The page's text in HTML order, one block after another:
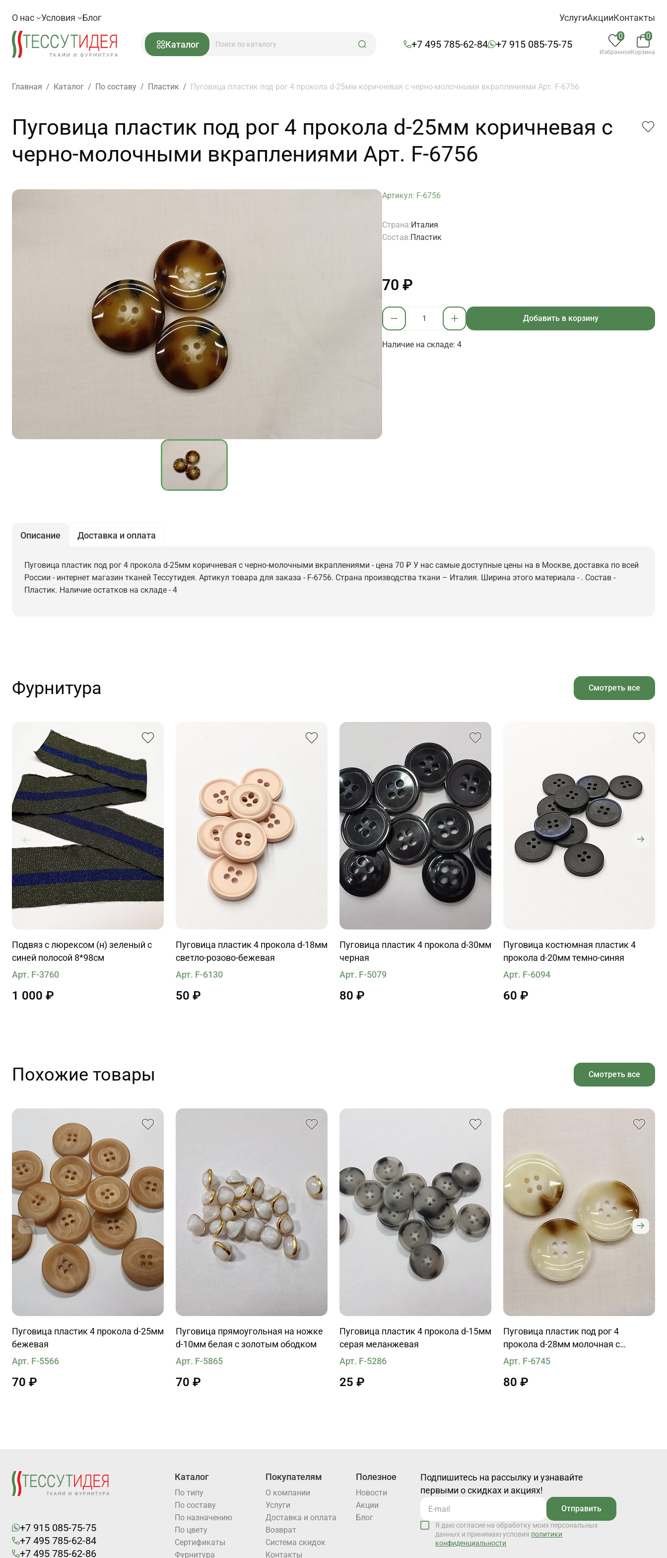
О нас Условия Блог УслугиАкцииКонтакты
Каталог +7 495 785-62-84 +7 915 085-75-75
0
Избранное
0
Корзина
Главная / Каталог / По составу / Пластик / Пуговица пластик под рог 4 прокола d-25мм коричневая с черно-молочными вкраплениями Арт. F-6756
Пуговица пластик под рог 4 прокола d-25мм коричневая с
черно-молочными вкраплениями Арт. F-6756
Артикул: F-6756
Страна:Италия
Состав:Пластик
70 ₽
Добавить в корзину
Наличие на складе: 4
Описание Доставка и оплата
Пуговица пластик под рог 4 прокола d-25мм коричневая с черно-молочными вкраплениями - цена 70 ₽ У нас самые доступные цены на в Москве, доставка по всей
России - интернет магазин тканей Тессутидея. Артикул товара для заказа - F-6756. Страна производства ткани – Италия. Ширина этого материала - . Состав -
Пластик. Наличие остатков на складе - 4
Фурнитура Смотреть все
Подвяз с люрексом (н) зеленый с
синей полосой 8*98см
Арт. F-3760
1 000 ₽
Пуговица пластик 4 прокола d-18мм
светло-розово-бежевая
Арт. F-6130
50 ₽
Пуговица пластик 4 прокола d-30мм
черная
Арт. F-5079
80 ₽
Пуговица костюмная пластик 4
прокола d-20мм темно-синяя
Арт. F-6094
60 ₽
Похожие товары Смотреть все
Пуговица пластик 4 прокола d-25мм
бежевая
Арт. F-5566
70 ₽
Пуговица прямоугольная на ножке
d-10мм белая с золотым ободком
Арт. F-5865
70 ₽
Пуговица пластик 4 прокола d-15мм
серая меланжевая
Арт. F-5286
25 ₽
Пуговица пластик под рог 4
прокола d-28мм молочная с
коричневыми вкраплениями
Арт. F-6745
80 ₽
+7 915 085-75-75
+7 495 785-62-84
+7 495 785-62-86
Каталог
По типу
По составу
По назначению
По цвету
Cертификаты
Фурнитура
Покупателям
О компании
Услуги
Доставка и оплата
Возврат
Система скидок
Контакты
Полезное
Новости
Акции
Блог
Подпишитесь на рассылку и узнавайте
первыми о скидках и акциях!
Отправить
Я даю согласие на обработку моих персональных
данных и принимаю условия политики
конфиденциальности